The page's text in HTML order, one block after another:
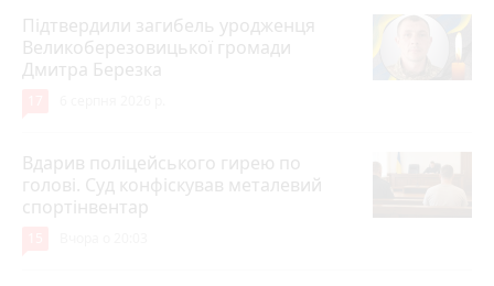
Підтвердили загибель уродженця
Великоберезовицької громади
Дмитра Березка
Вдарив поліцейського гирею по
голові. Суд конфіскував металевий
спортінвентар